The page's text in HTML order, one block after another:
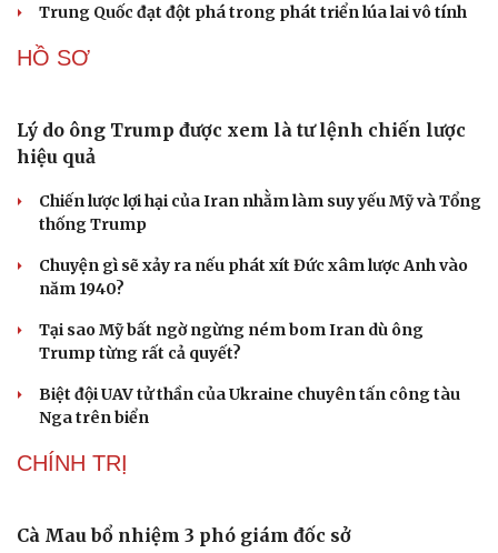
check-in
Cửa sổ tình yêu
Trung Quốc đạt đột phá trong phát triển lúa lai vô tính
HỒ SƠ
Lý do ông Trump được xem là tư lệnh chiến lược
hiệu quả
thống Trump
năm 1940?